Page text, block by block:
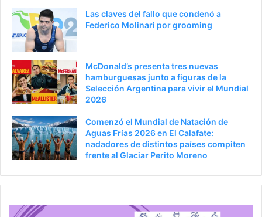
o
i
Las claves del fallo que condenó a
Federico Molinari por grooming
McDonald’s presenta tres nuevas
hamburguesas junto a figuras de la
Selección Argentina para vivir el Mundial
2026
Comenzó el Mundial de Natación de
Aguas Frías 2026 en El Calafate:
nadadores de distintos países compiten
frente al Glaciar Perito Moreno